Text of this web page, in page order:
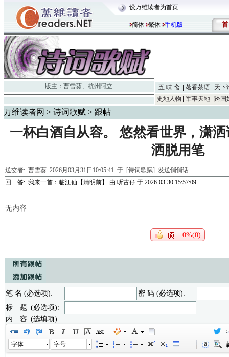
设万维读者为首页
简体 繁体 手机版 首
版主： 曹雪葵、 杭州阿立 五 味 斋 茗香茶语
天下
史地人物
军事天地 跨国
万维读者网 > 诗词歌赋 > 跟帖
一杯白酒自从容。 悠然看世界，潇
洒脱用笔
送交者: 曹雪葵 2026月03月31日10:05:41 于 [诗词歌赋] 发送悄悄话
回 答: 我来一首：临江仙【清明前】 由 听古仔 于 2026-03-30 15:57:09
无内容
0%(0)
笔 名 (必选项):
密 码 (必选项):
标 题 (必选项):
内 容 (选填项):
字体 字号